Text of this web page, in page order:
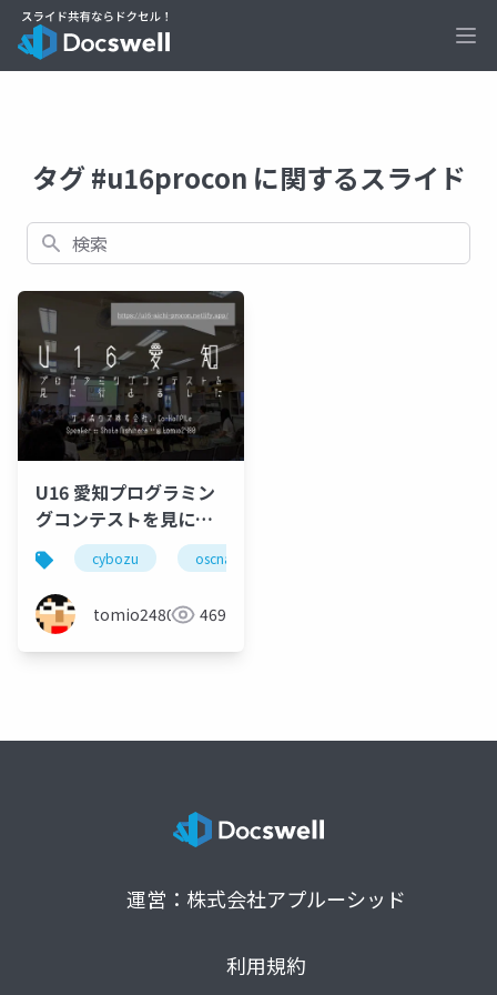
タグ #u16procon に関するスライド
検索
U16 愛知プログラミン
グコンテストを見に行
きましたcybozu oscnagoya
tomio2480 469
運営：株式会社アプルーシッド
利用規約